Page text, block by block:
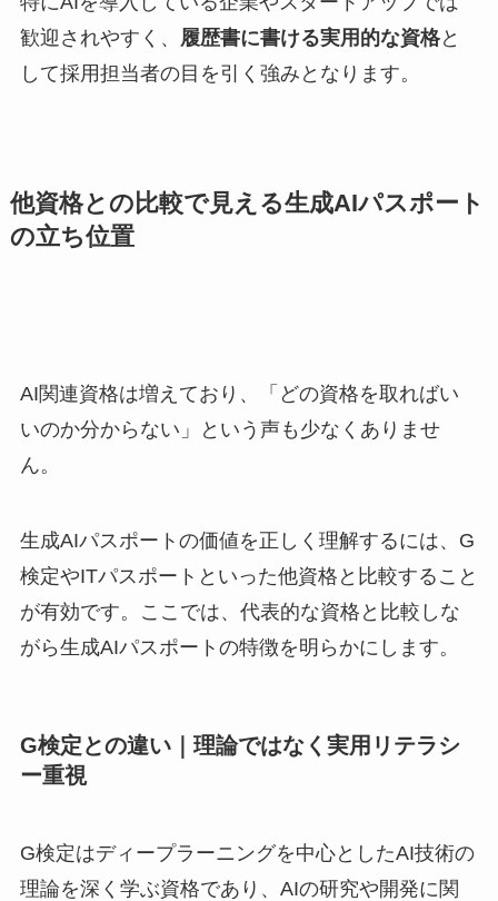
歓迎されやすく、
履歴書に書ける実用的な資格と
して採用担当者の目を引く強みとなります。
他資格との比較で見える生成AIパスポート
の立ち位置
AI関連資格は増えており、「どの資格を取ればい
いのか分からない」という声も少なくありませ
ん。
生成AIパスポートの価値を正しく理解するには、G
検定やITパスポートといった他資格と比較すること
が有効です。ここでは、代表的な資格と比較しな
がら生成AIパスポートの特徴を明らかにします。
G検定との違い｜理論ではなく実用リテラシ
ー重視
G検定はディープラーニングを中心としたAI技術の
理論を深く学ぶ資格であり、AIの研究や開発に関